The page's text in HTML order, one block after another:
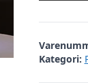
Kategori: